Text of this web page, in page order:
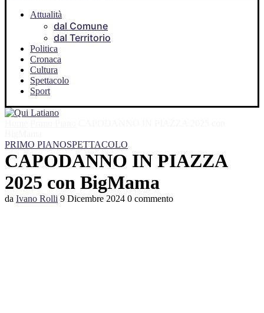
Attualità
dal Comune
dal Territorio
Politica
Cronaca
Cultura
Spettacolo
Sport
PRIMO PIANOSPETTACOLO
CAPODANNO IN PIAZZA
2025 con BigMama
da Ivano Rolli 9 Dicembre 2024 0 commento